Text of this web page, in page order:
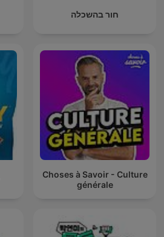
חור בהשכלה
Choses à Savoir - Culture
générale